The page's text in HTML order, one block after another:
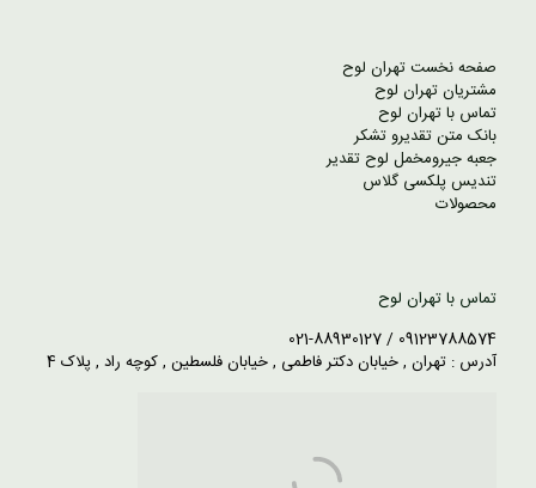
صفحه نخست تهران لوح
مشتریان تهران لوح
تماس با تهران لوح
بانک متن تقدیرو تشکر
جعبه جیرومخمل لوح تقدیر
تندیس پلکسی گلاس
محصولات
تماس با تهران لوح
09123788574 / 021-88930127
آدرس : تهران , خیابان دکتر فاطمی , خیابان فلسطین , کوچه راد , پلاک 4